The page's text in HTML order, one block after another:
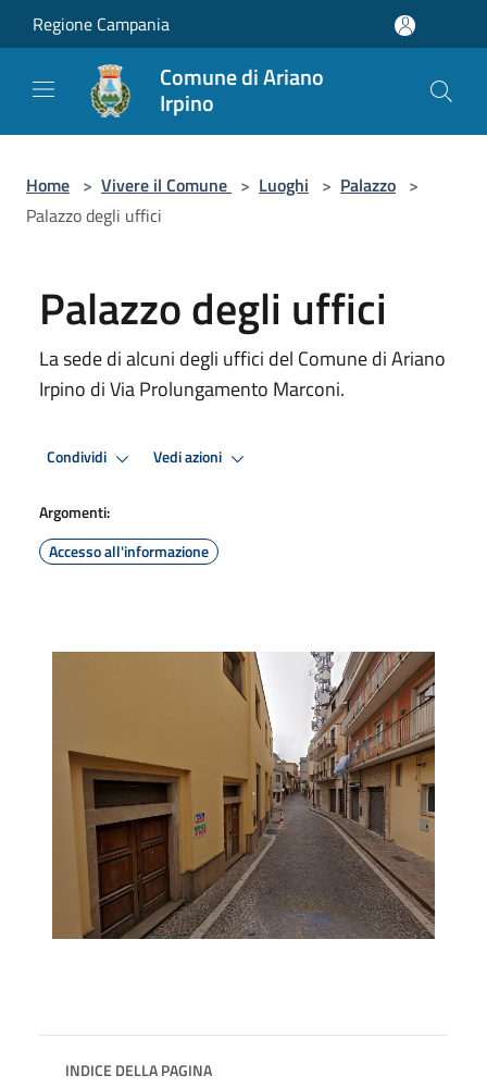
Salta al contenuto principale
Regione Campania
Comune di Ariano
Irpino
Home > Vivere il Comune > Luoghi > Palazzo >
Palazzo degli uffici
Palazzo degli uffici
La sede di alcuni degli uffici del Comune di Ariano
Irpino di Via Prolungamento Marconi.
Condividi Vedi azioni
Argomenti:
Accesso all'informazione
INDICE DELLA PAGINA